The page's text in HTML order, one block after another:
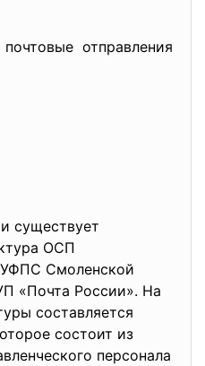
отправления
существует
ОСП
Смоленской
«Почта России». На
составляется
состоит из
персонала